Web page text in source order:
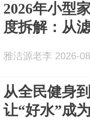
2026年小型
度拆解：从
雅洁源老李 2026-
从全民健身
让“好水”成